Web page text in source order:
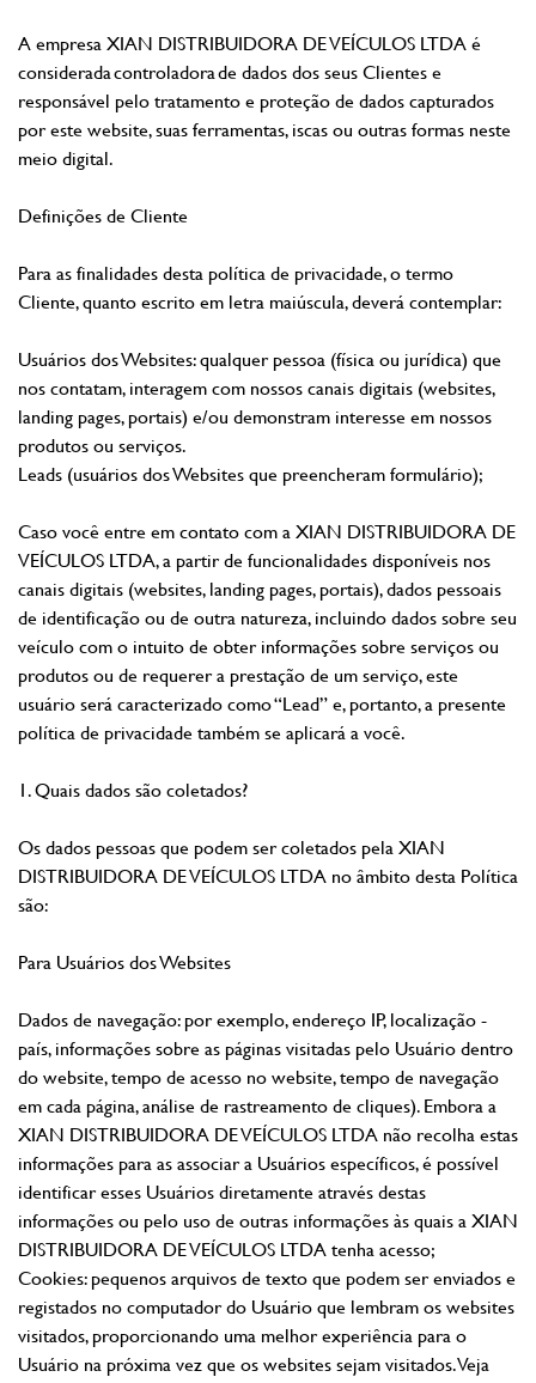
A empresa XIAN DISTRIBUIDORA DE VEÍCULOS LTDA é
considerada controladora de dados dos seus Clientes e
responsável pelo tratamento e proteção de dados capturados
por este website, suas ferramentas, iscas ou outras formas neste
meio digital.
Definições de Cliente
Para as finalidades desta política de privacidade, o termo
Cliente, quanto escrito em letra maiúscula, deverá contemplar:
Usuários dos Websites: qualquer pessoa (física ou jurídica) que
nos contatam, interagem com nossos canais digitais (websites,
landing pages, portais) e/ou demonstram interesse em nossos
produtos ou serviços.
Leads (usuários dos Websites que preencheram formulário);
Caso você entre em contato com a XIAN DISTRIBUIDORA DE
VEÍCULOS LTDA, a partir de funcionalidades disponíveis nos
canais digitais (websites, landing pages, portais), dados pessoais
de identificação ou de outra natureza, incluindo dados sobre seu
veículo com o intuito de obter informações sobre serviços ou
produtos ou de requerer a prestação de um serviço, este
usuário será caracterizado como “Lead” e, portanto, a presente
política de privacidade também se aplicará a você.
1. Quais dados são coletados?
Os dados pessoas que podem ser coletados pela XIAN
DISTRIBUIDORA DE VEÍCULOS LTDA no âmbito desta Política
são:
Para Usuários dos Websites
Dados de navegação: por exemplo, endereço IP, localização -
país, informações sobre as páginas visitadas pelo Usuário dentro
do website, tempo de acesso no website, tempo de navegação
em cada página, análise de rastreamento de cliques). Embora a
XIAN DISTRIBUIDORA DE VEÍCULOS LTDA não recolha estas
informações para as associar a Usuários específicos, é possível
identificar esses Usuários diretamente através destas
informações ou pelo uso de outras informações às quais a XIAN
DISTRIBUIDORA DE VEÍCULOS LTDA tenha acesso;
Cookies: pequenos arquivos de texto que podem ser enviados e
registados no computador do Usuário que lembram os websites
visitados, proporcionando uma melhor experiência para o
Usuário na próxima vez que os websites sejam visitados. Veja